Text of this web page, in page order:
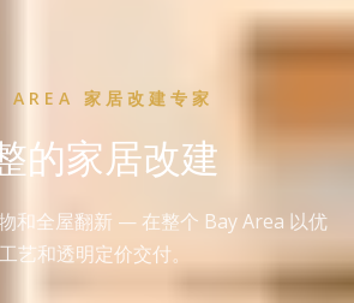
AREA 家居改建专家
的家居改建
和全屋翻新 — 在整个 Bay Area 以优
艺和透明定价交付。